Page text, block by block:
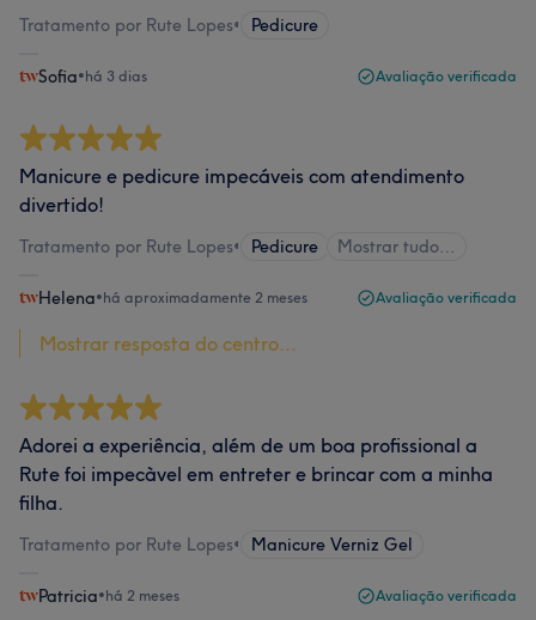
Tratamento por Rute Lopes• Pedicure
Sofia•há 3 dias Avaliação verificada
Manicure e pedicure impecáveis com atendimento
divertido!
Tratamento por Rute Lopes• Pedicure Mostrar tudo…
Helena•há aproximadamente 2 meses Avaliação verificada
Mostrar resposta do centro...
Adorei a experiência, além de um boa profissional a
Rute foi impecàvel em entreter e brincar com a minha
filha.
Tratamento por Rute Lopes• Manicure Verniz Gel
Patricia•há 2 meses Avaliação verificada